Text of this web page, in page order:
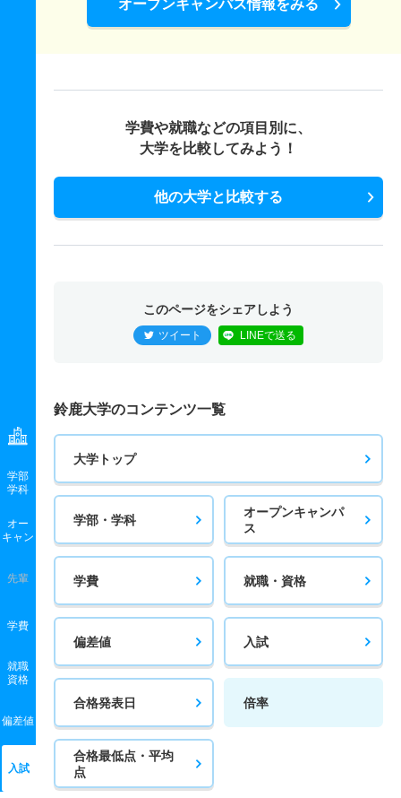
学部
学科
オー
キャン
先輩
学費
就職
資格
偏差値
入試
オープンキャンパス情報をみる
学費や就職などの項目別に、
大学を比較してみよう！
他の大学と比較する
このページをシェアしよう
ツイート LINEで送る
鈴鹿大学のコンテンツ一覧
大学トップ
学部・学科
オープンキャンパ
ス
学費 就職・資格
偏差値 入試
合格発表日 倍率
合格最低点・平均
点